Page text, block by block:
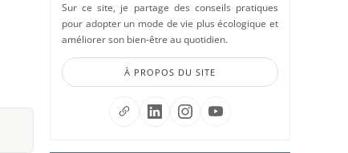
Sur ce site, je partage des conseils pratiques
pour adopter un mode de vie plus écologique et
améliorer son bien-être au quotidien.
À PROPOS DU SITE